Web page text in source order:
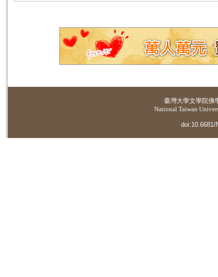
臺灣大學文學院佛
National Taiwan
doi:10.6681/